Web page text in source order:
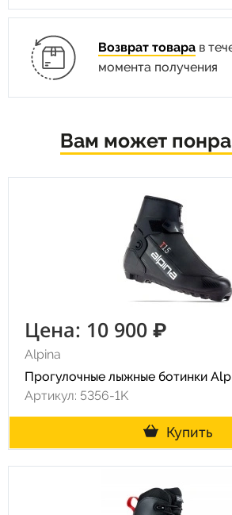
Возврат товарав
момента получения
Вам может
Цена: 10 900 ₽
Alpina
Прогулочные лыжные ботинки
Артикул: 5356-1K
Купить